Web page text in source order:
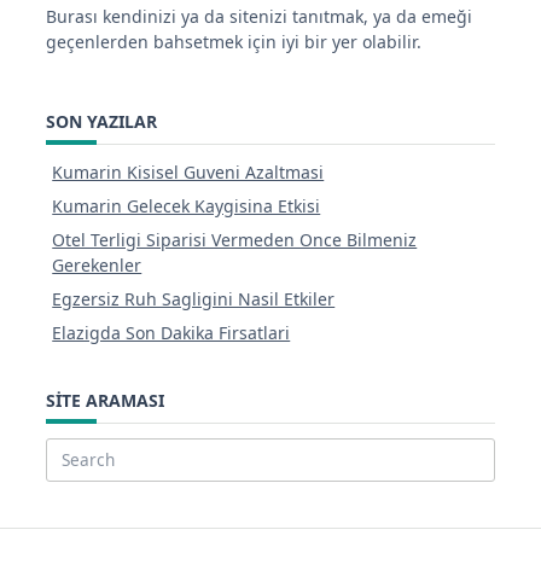
Burası kendinizi ya da sitenizi tanıtmak, ya da emeği
geçenlerden bahsetmek için iyi bir yer olabilir.
SON YAZILAR
Kumarin Kisisel Guveni Azaltmasi
Kumarin Gelecek Kaygisina Etkisi
Otel Terligi Siparisi Vermeden Once Bilmeniz
Gerekenler
Egzersiz Ruh Sagligini Nasil Etkiler
Elazigda Son Dakika Firsatlari
SITE ARAMASI
Search